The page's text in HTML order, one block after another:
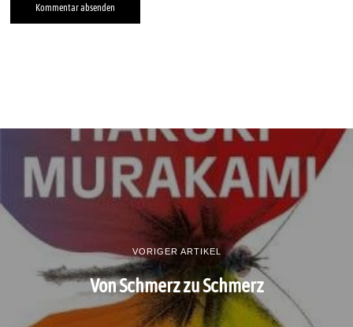
VORIGER ARTIKEL
Von Schmerz zu Schmerz